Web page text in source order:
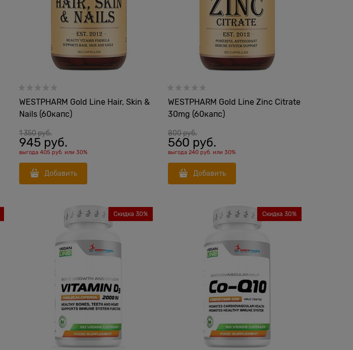
WESTPHARM Gold Line Hair, Skin &
Nails (60капс)
1 350 руб.
945 руб.
выгода 405 руб. или 30%
Добавить
WESTPHARM Gold Line Zinс Citrate
30mg (60капс)
800 руб.
560 руб.
выгода 240 руб. или 30%
Добавить
Скидка 30% Скидка 30%